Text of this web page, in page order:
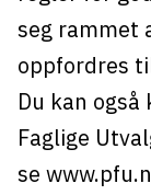
seg rammet
oppfordres
Du kan
Faglige
se